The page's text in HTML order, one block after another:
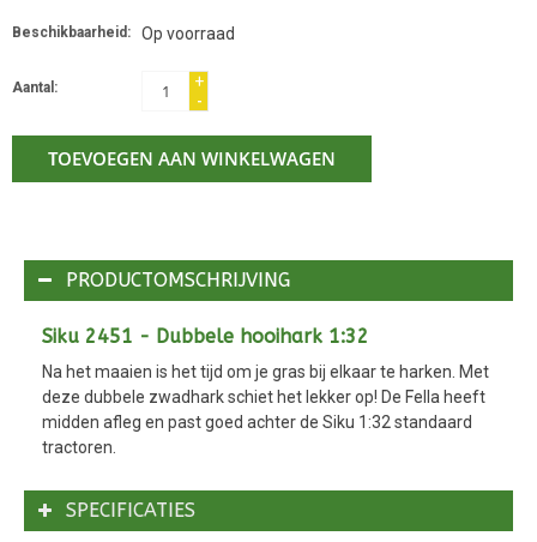
Beschikbaarheid: Op voorraad
Aantal:
+
-
TOEVOEGEN AAN WINKELWAGEN
PRODUCTOMSCHRIJVING
Siku 2451 - Dubbele hooihark 1:32
Na het maaien is het tijd om je gras bij elkaar te harken. Met
deze dubbele zwadhark schiet het lekker op! De Fella heeft
midden afleg en past goed achter de Siku 1:32 standaard
tractoren.
SPECIFICATIES